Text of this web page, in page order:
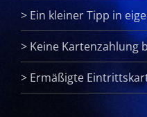
> Ein kleiner Tipp in
> Keine Kartenzahlung
> Ermäßigte